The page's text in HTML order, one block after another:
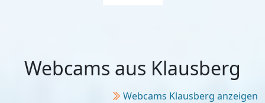
Webcams aus Klausberg
Webcams Klausberg anzeigen